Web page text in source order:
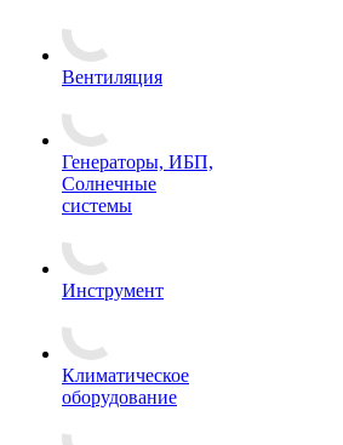
Вентиляция
Генераторы, ИБП,
Солнечные
системы
Инструмент
Климатическое
оборудование